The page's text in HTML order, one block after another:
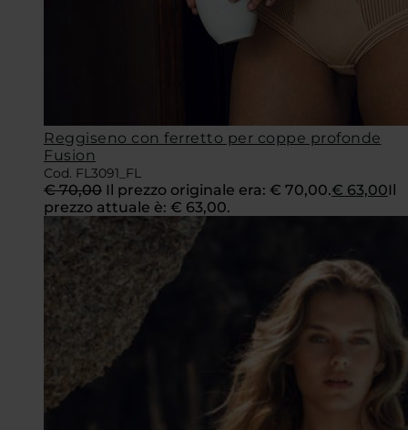
Reggiseno con ferretto per coppe profonde
Fusion
Cod. FL3091_FL
€70,00 Il prezzo originale era: € 70,00.€ 63,00Il
prezzo attuale è: € 63,00.